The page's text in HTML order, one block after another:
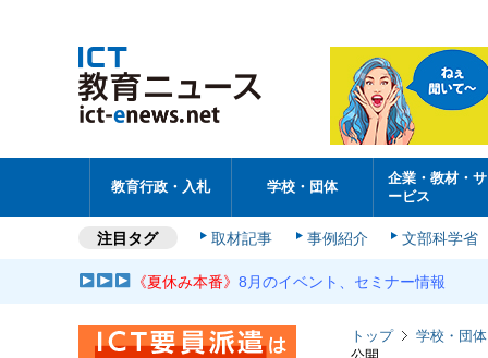
教育行政・入札 学校・団体
企業・教材・サ
ービス
注目タグ 取材記事 事例紹介 文部科学省
《夏休み本番》8月のイベント、セミナー情報
トップ 学校・団体